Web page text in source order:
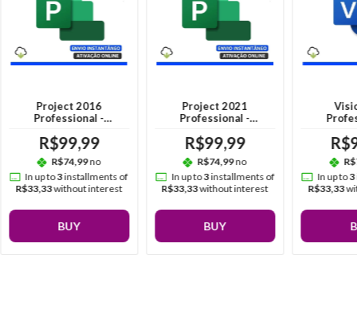
Project 2016
Professional -
R$99,99
R$74,99no
In up to3installments of
R$33,33without interest
BUY
Project 2021
Professional -
R$99,99
R$74,99no
In up to3installments of
R$33,33without interest
BUY
In up to3
R$33,33